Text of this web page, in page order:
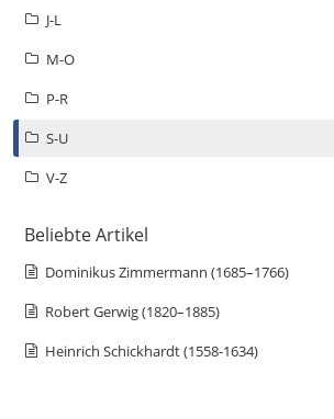
J-L
M-O
P-R
S-U
V-Z
Beliebte Artikel
Dominikus Zimmermann (1685–1766)
Robert Gerwig (1820–1885)
Heinrich Schickhardt (1558-1634)